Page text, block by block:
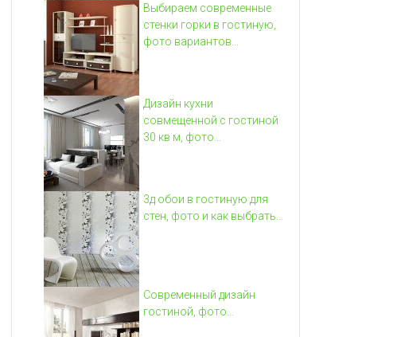
Выбираем современные
стенки горки в гостиную,
фото вариантов...
Дизайн кухни
совмещенной с гостиной
30 кв м, фото...
3д обои в гостиную для
стен, фото и как выбрать...
Современный дизайн
гостиной, фото...